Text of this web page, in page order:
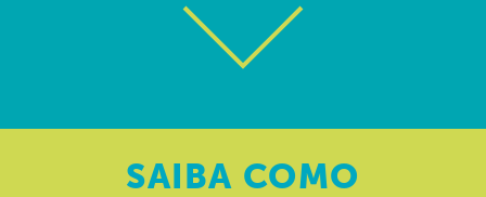
SAIBA COMO